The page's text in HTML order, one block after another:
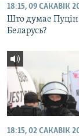
18:15, 09 САКАВІК
Што думае Пуцін
Беларусь?
18:15, 02 САКАВІК